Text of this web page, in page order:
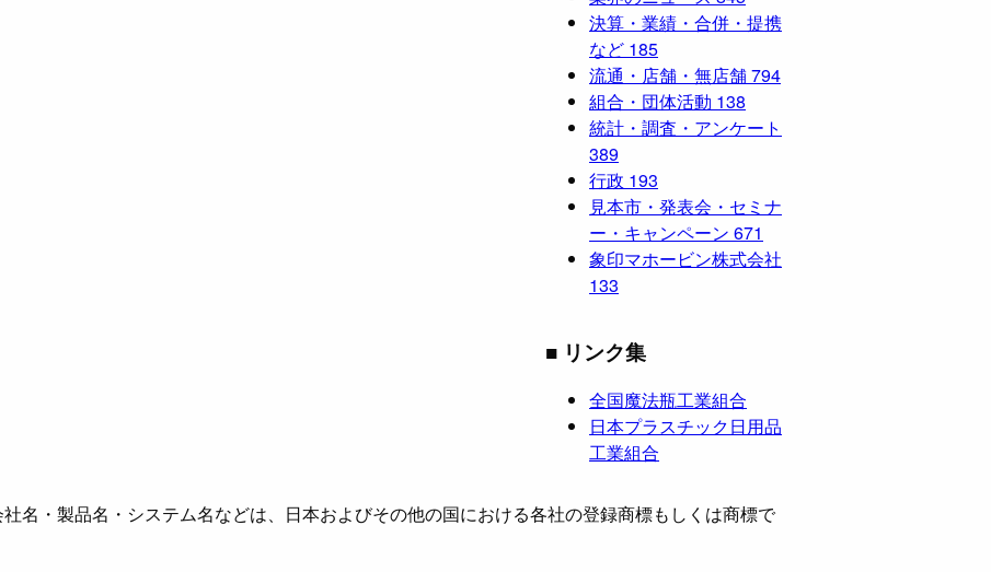
決算・業績・合併・提携
など 185
流通・店舗・無店舗794
組合・団体活動 138
統計・調査・アンケート
389
行政 193
見本市・発表会・セミナ
ー・キャンペーン 671
象印マホービン株式会社
133
■ リンク集
全国魔法瓶工業組合
日本プラスチック日用品
工業組合
名・製品名・システム名などは、日本およびその他の国における各社の登録商標もしくは商標で